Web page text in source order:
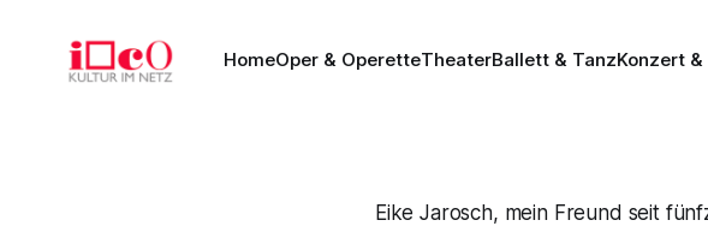
HomeOper & OperetteTheaterBallett & TanzKonzert
Eike Jarosch, mein Freund seit